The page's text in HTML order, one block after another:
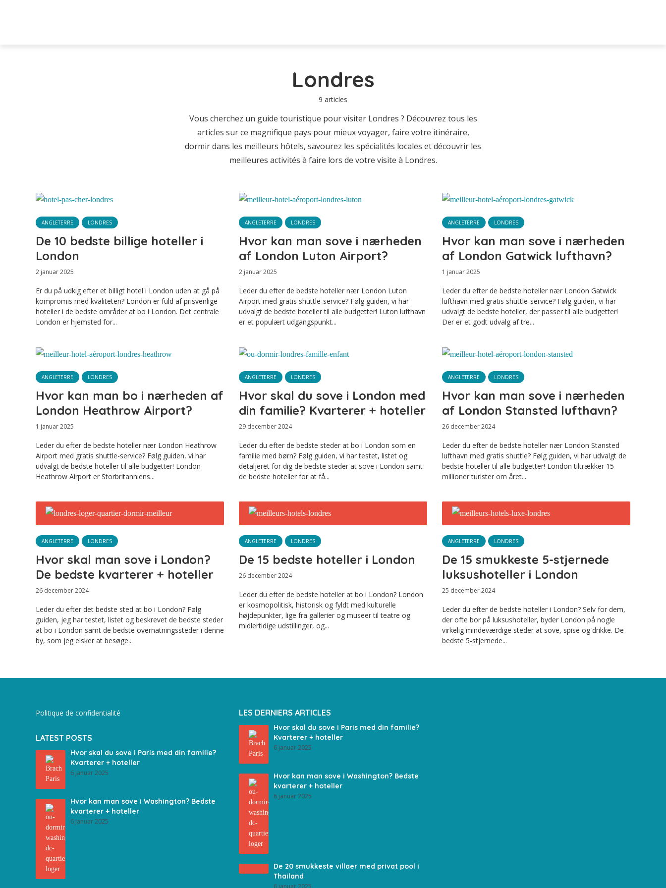
Londres
9 articles
Vous cherchez un guide touristique pour visiter Londres ? Découvrez tous les
articles sur ce magnifique pays pour mieux voyager, faire votre itinéraire,
dormir dans les meilleurs hôtels, savourez les spécialités locales et découvrir les
meilleures activités à faire lors de votre visite à Londres.
ANGLETERRE LONDRES
De 10 bedste billige hoteller i
London
2 januar 2025
Er du på udkig efter et billigt hotel i London uden at gå på
kompromis med kvaliteten? London er fuld af prisvenlige
hoteller i de bedste områder at bo i London. Det centrale
London er hjemsted for...
ANGLETERRE LONDRES
Hvor kan man sove i nærheden
af London Luton Airport?
2 januar 2025
Leder du efter de bedste hoteller nær London Luton
Airport med gratis shuttle-service? Følg guiden, vi har
udvalgt de bedste hoteller til alle budgetter! Luton lufthavn
er et populært udgangspunkt...
ANGLETERRE LONDRES
Hvor kan man sove i nærheden
af London Gatwick lufthavn?
1 januar 2025
Leder du efter de bedste hoteller nær London Gatwick
lufthavn med gratis shuttle-service? Følg guiden, vi har
udvalgt de bedste hoteller, der passer til alle budgetter!
Der er et godt udvalg af tre...
ANGLETERRE LONDRES
Hvor kan man bo i nærheden af
London Heathrow Airport?
1 januar 2025
Leder du efter de bedste hoteller nær London Heathrow
Airport med gratis shuttle-service? Følg guiden, vi har
udvalgt de bedste hoteller til alle budgetter! London
Heathrow Airport er Storbritanniens...
ANGLETERRE LONDRES
Hvor skal du sove i London med
din familie? Kvarterer + hoteller
29 december 2024
Leder du efter de bedste steder at bo i London som en
familie med børn? Følg guiden, vi har testet, listet og
detaljeret for dig de bedste steder at sove i London samt
de bedste hoteller for at få...
ANGLETERRE LONDRES
Hvor kan man sove i nærheden
af London Stansted lufthavn?
26 december 2024
Leder du efter de bedste hoteller nær London Stansted
lufthavn med gratis shuttle? Følg guiden, vi har udvalgt de
bedste hoteller til alle budgetter! London tiltrækker 15
millioner turister om året...
ANGLETERRE LONDRES
Hvor skal man sove i London?
De bedste kvarterer + hoteller
26 december 2024
Leder du efter det bedste sted at bo i London? Følg
guiden, jeg har testet, listet og beskrevet de bedste steder
at bo i London samt de bedste overnatningssteder i denne
by, som jeg elsker at besøge...
ANGLETERRE LONDRES
De 15 bedste hoteller i London
26 december 2024
Leder du efter de bedste hoteller at bo i London? London
er kosmopolitisk, historisk og fyldt med kulturelle
højdepunkter, lige fra gallerier og museer til teatre og
midlertidige udstillinger, og...
ANGLETERRE LONDRES
De 15 smukkeste 5-stjernede
luksushoteller i London
25 december 2024
Leder du efter de bedste hoteller i London? Selv for dem,
der ofte bor på luksushoteller, byder London på nogle
virkelig mindeværdige steder at sove, spise og drikke. De
bedste 5-stjernede...
Politique de confidentialité
LATEST POSTS
Hvor skal du sove i Paris med din familie?
Kvarterer + hoteller
6 januar 2025
Hvor kan man sove i Washington? Bedste
kvarterer + hoteller
6 januar 2025
LES DERNIERS ARTICLES
Hvor skal du sove i Paris med din familie?
Kvarterer + hoteller
6 januar 2025
Hvor kan man sove i Washington? Bedste
kvarterer + hoteller
6 januar 2025
De 20 smukkeste villaer med privat pool i
Thailand